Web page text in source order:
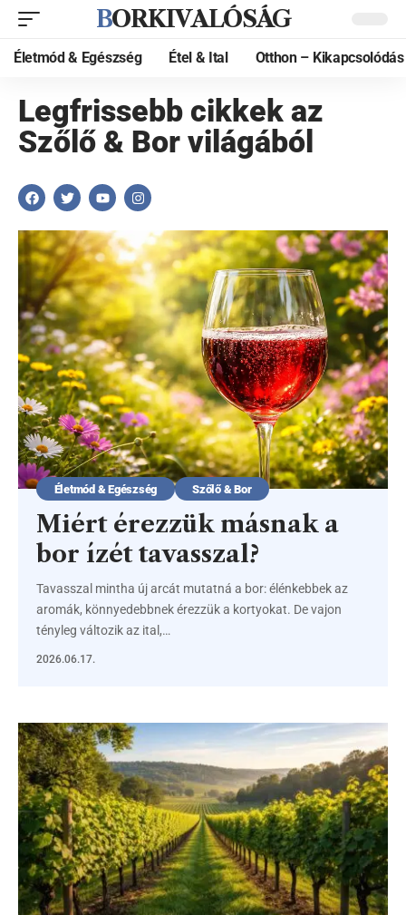
BORKIVALÓSÁG
Életmód & Egészség Étel & Ital Otthon – Kikapcsolódás
Legfrissebb cikkek az
Szőlő & Bor világából
Életmód & Egészség Szőlő & Bor
Miért érezzük másnak a
bor ízét tavasszal?
Tavasszal mintha új arcát mutatná a bor: élénkebbek az
aromák, könnyedebbnek érezzük a kortyokat. De vajon
tényleg változik az ital,…
2026.06.17.